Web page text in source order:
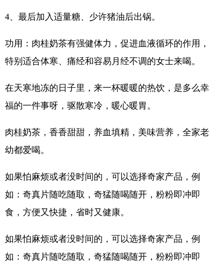
4、最后加入适量糖、少许猪油后出锅。
功用：肉桂奶茶有强健体力，促进血液循环的作用，
特别适合体寒、痛经和容易月经不调的女士来喝。
在天寒地冻的日子里，来一杯暖暖的热饮，是多么幸
福的一件事呀，驱散寒冷，暖心暖胃。
肉桂奶茶，香香甜甜，养血填精，美味营养，全家老
幼都爱喝。
如果怕麻烦或者没时间的，可以选择奇家产品，例
如：奇真片随吃随取，奇猛随喝随开，粉粉即冲即
食，方便又快捷，省时又健康。
如果怕麻烦或者没时间的，可以选择奇家产品，例
如：奇真片随吃随取，奇猛随喝随开，粉粉即冲即